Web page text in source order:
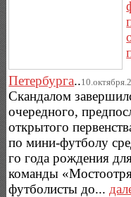
Петербурга..
Скандалом
очередного,
открытого
по мини-футболу
го года рождения
команды
футболисты до...